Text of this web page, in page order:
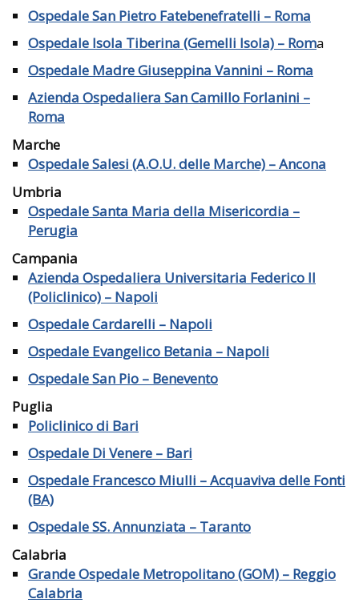
Ospedale San Pietro Fatebenefratelli – Roma
Ospedale Isola Tiberina (Gemelli Isola) – Roma
Ospedale Madre Giuseppina Vannini – Roma
Azienda Ospedaliera San Camillo Forlanini –
Roma
Marche
Ospedale Salesi (A.O.U. delle Marche) – Ancona
Umbria
Ospedale Santa Maria della Misericordia –
Perugia
Campania
Azienda Ospedaliera Universitaria Federico II
(Policlinico) – Napoli
Ospedale Cardarelli – Napoli
Ospedale Evangelico Betania – Napoli
Ospedale San Pio – Benevento
Puglia
Policlinico di Bari
Ospedale Di Venere – Bari
Ospedale Francesco Miulli – Acquaviva delle Fonti
(BA)
Ospedale SS. Annunziata – Taranto
Calabria
Grande Ospedale Metropolitano (GOM) – Reggio
Calabria